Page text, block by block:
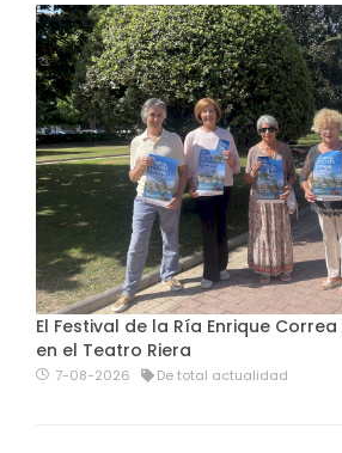
El Festival de la Ría Enrique
en el Teatro Riera
7-08-2026 De total actualidad